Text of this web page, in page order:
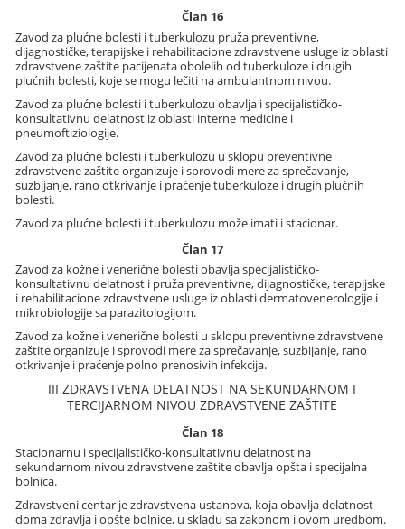
Član 16
Zavod za plućne bolesti i tuberkulozu pruža preventivne,
dijagnostičke, terapijske i rehabilitacione zdravstvene usluge iz oblasti
zdravstvene zaštite pacijenata obolelih od tuberkuloze i drugih
plućnih bolesti, koje se mogu lečiti na ambulantnom nivou.
Zavod za plućne bolesti i tuberkulozu obavlja i specijalističko-
konsultativnu delatnost iz oblasti interne medicine i
pneumoftiziologije.
Zavod za plućne bolesti i tuberkulozu u sklopu preventivne
zdravstvene zaštite organizuje i sprovodi mere za sprečavanje,
suzbijanje, rano otkrivanje i praćenje tuberkuloze i drugih plućnih
bolesti.
Zavod za plućne bolesti i tuberkulozu može imati i stacionar.
Član 17
Zavod za kožne i venerične bolesti obavlja specijalističko-
konsultativnu delatnost i pruža preventivne, dijagnostičke, terapijske
i rehabilitacione zdravstvene usluge iz oblasti dermatovenerologije i
mikrobiologije sa parazitologijom.
Zavod za kožne i venerične bolesti u sklopu preventivne zdravstvene
zaštite organizuje i sprovodi mere za sprečavanje, suzbijanje, rano
otkrivanje i praćenje polno prenosivih infekcija.
III ZDRAVSTVENA DELATNOST NA SEKUNDARNOM I
TERCIJARNOM NIVOU ZDRAVSTVENE ZAŠTITE
Član 18
Stacionarnu i specijalističko-konsultativnu delatnost na
sekundarnom nivou zdravstvene zaštite obavlja opšta i specijalna
bolnica.
Zdravstveni centar je zdravstvena ustanova, koja obavlja delatnost
doma zdravlja i opšte bolnice, u skladu sa zakonom i ovom uredbom.